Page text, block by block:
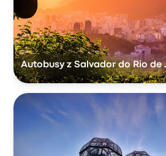
Autobusy z Salvador do Rio de